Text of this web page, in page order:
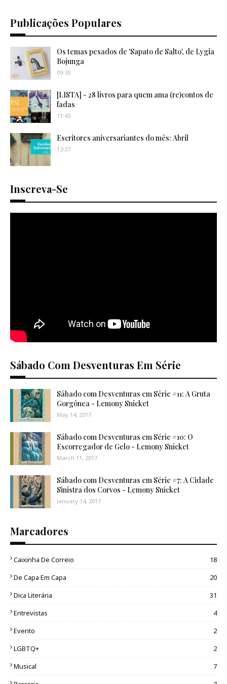
Publicações Populares
Os temas pesados de 'Sapato de Salto', de Lygia
Bojunga
09:30
[LISTA] - 28 livros para quem ama (re)contos de
fadas
11:43
Escritores aniversariantes do mês: Abril
13:27
Inscreva-Se
Sábado Com Desventuras Em Série
Sábado com Desventuras em Série #11: A Gruta
Gorgônea - Lemony Snicket
May 14, 2017
Sábado com Desventuras em Série #10: O
Escorregador de Gelo - Lemony Snicket
March 11, 2017
Sábado com Desventuras em Série #7: A Cidade
Sinistra dos Corvos - Lemony Snicket
January 14, 2017
Marcadores
Caixinha De Correio
18
De Capa Em Capa
20
Dica Literária
31
Entrevistas
4
Evento
2
LGBTQ+
2
Musical
7